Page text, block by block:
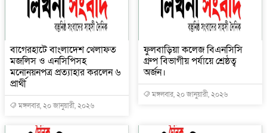
বাগেরহাটে বাংলাদেশ খেলাফত
মজলিস ও এনসিপিসহ
মনোনয়নপত্র প্রত্যাহার করলেন ৬
প্রার্থী
মঙ্গলবার, ২০ জানুয়ারী, ২০২৬
ফুলবাড়িয়া কলেজ বিএনসিসি
গ্রুপ বিভাগীয় পর্যায়ে শ্রেষ্ঠত্ব
অর্জন।
মঙ্গলবার, ২০ জানুয়ারী, ২০২৬